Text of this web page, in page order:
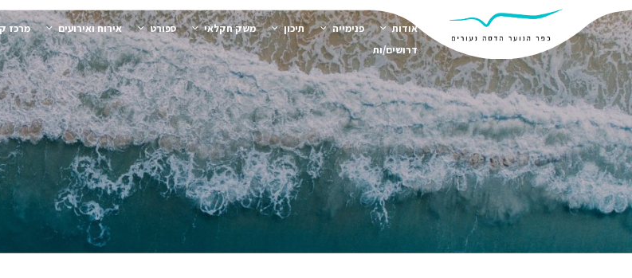
אודות פנימייה תיכון משק חקלאי ספורט אירוח ואירועים מרכז
דרושים/ות